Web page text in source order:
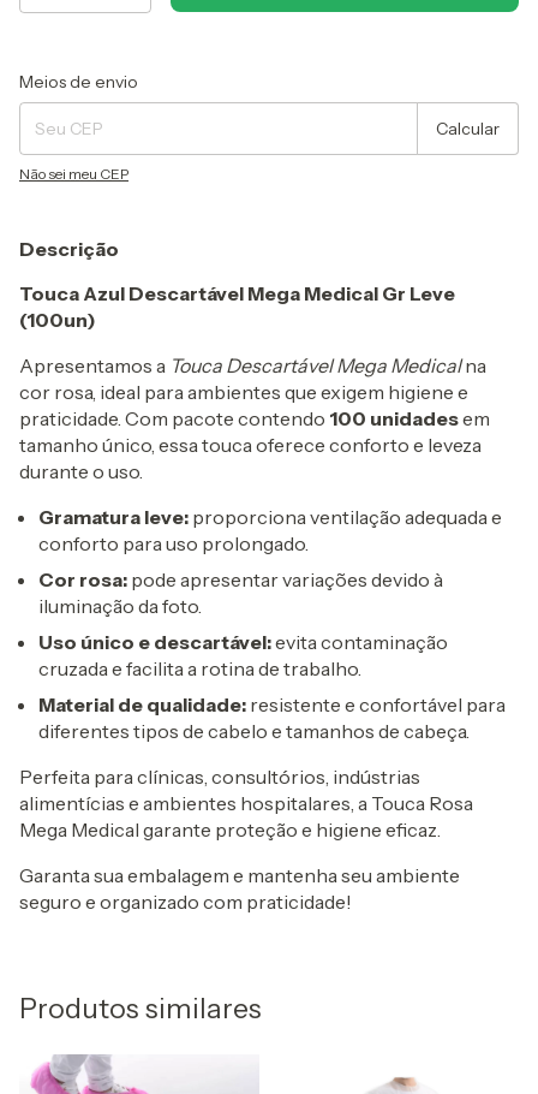
Entregas para o CEP:
Meios de envio
Calcular
Não sei meu CEP
Descrição
Touca Azul Descartável Mega Medical Gr Leve
(100un)
Apresentamos a Touca Descartável Mega Medicalna
cor rosa, ideal para ambientes que exigem higiene e
praticidade. Com pacote contendo 100 unidadesem
tamanho único, essa touca oferece conforto e leveza
durante o uso.
Gramatura leve: proporciona ventilação adequada e
conforto para uso prolongado.
Cor rosa: pode apresentar variações devido à
iluminação da foto.
Uso único e descartável:evita contaminação
cruzada e facilita a rotina de trabalho.
Material de qualidade: resistente e confortável para
diferentes tipos de cabelo e tamanhos de cabeça.
Perfeita para clínicas, consultórios, indústrias
alimentícias e ambientes hospitalares, a Touca Rosa
Mega Medical garante proteção e higiene eficaz.
Garanta sua embalagem e mantenha seu ambiente
seguro e organizado com praticidade!
Produtos similares